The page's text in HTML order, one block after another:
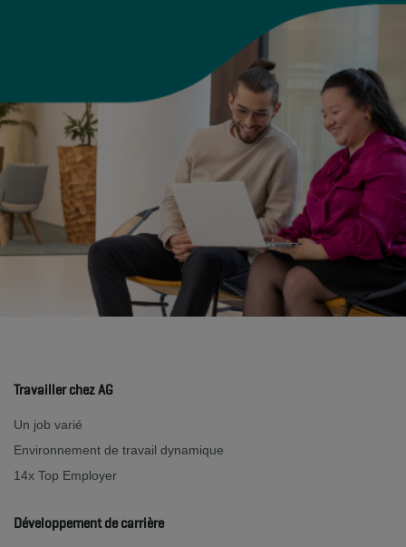
Travailler chez AG
Un job varié
Environnement de travail dynamique
14x Top Employer
Développement de carrière